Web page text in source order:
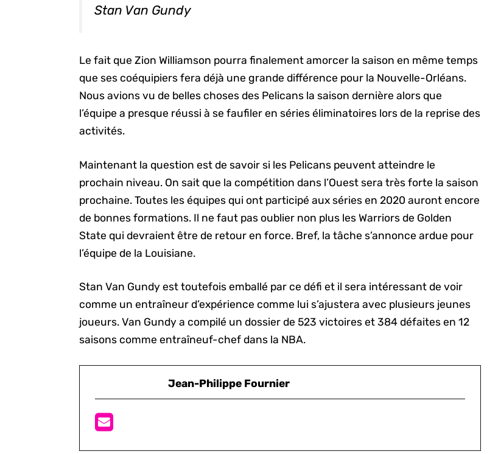
Stan Van Gundy
Le fait que Zion Williamson pourra finalement amorcer la saison en même temps
que ses coéquipiers fera déjà une grande différence pour la Nouvelle-Orléans.
Nous avions vu de belles choses des Pelicans la saison dernière alors que
l’équipe a presque réussi à se faufiler en séries éliminatoires lors de la reprise des
activités.
Maintenant la question est de savoir si les Pelicans peuvent atteindre le
prochain niveau. On sait que la compétition dans l’Ouest sera très forte la saison
prochaine. Toutes les équipes qui ont participé aux séries en 2020 auront encore
de bonnes formations. Il ne faut pas oublier non plus les Warriors de Golden
State qui devraient être de retour en force. Bref, la tâche s’annonce ardue pour
l’équipe de la Louisiane.
Stan Van Gundy est toutefois emballé par ce défi et il sera intéressant de voir
comme un entraîneur d’expérience comme lui s’ajustera avec plusieurs jeunes
joueurs. Van Gundy a compilé un dossier de 523 victoires et 384 défaites en 12
saisons comme entraîneuf-chef dans la NBA.
Jean-Philippe Fournier